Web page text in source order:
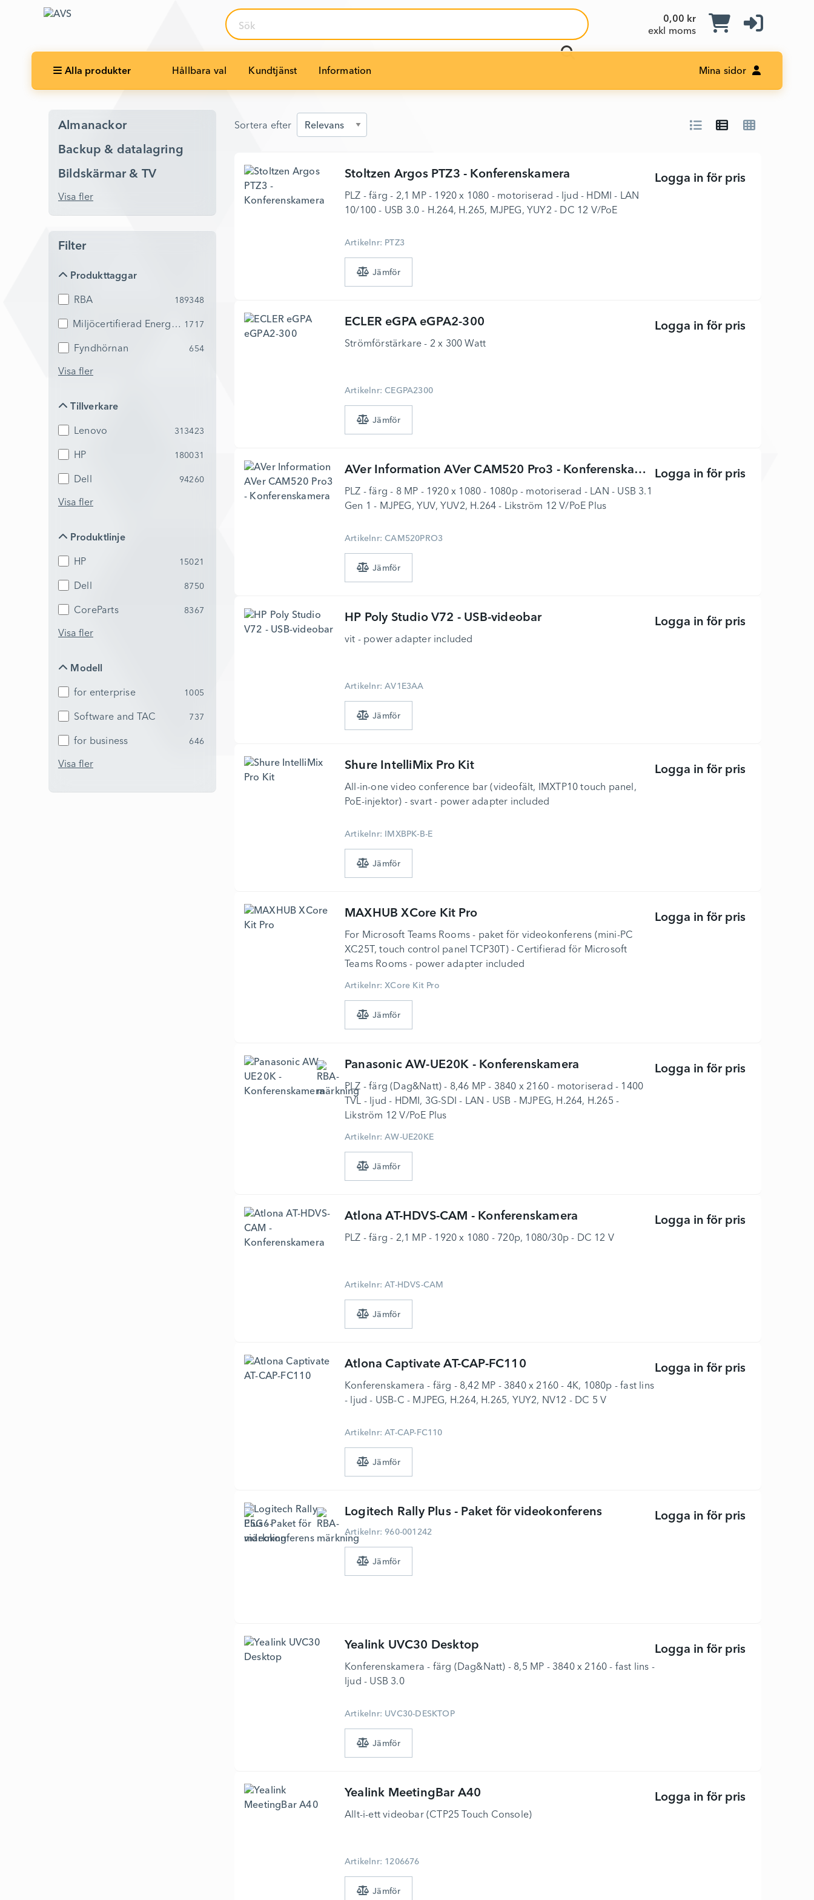
0,00 kr
exkl moms
Sök
Alla produkter Hållbara val Kundtjänst Information Mina sidor
Almanackor
Backup & datalagring
Bildskärmar & TV
Visa fler
Filter
Produkttaggar
Produkttaggar
RBA 189348
Miljöcertifierad Energy Star
1717
Fyndhörnan 654
Visa fler
Tillverkare
Tillverkare
Lenovo 313423
HP 180031
Dell 94260
Visa fler
Produktlinje
Produktlinje
HP 15021
Dell 8750
CoreParts 8367
Visa fler
Modell
Modell
for enterprise 1005
Software and TAC 737
for business 646
Visa fler
Sortera efter
Sortera efter
Stoltzen Argos PTZ3 - Konferenskamera
PLZ - färg - 2,1 MP - 1920 x 1080 - motoriserad - ljud - HDMI - LAN
10/100 - USB 3.0 - H.264, H.265, MJPEG, YUY2 - DC 12 V/PoE
Artikelnr: PTZ3
Logga in för pris
ECLER eGPA eGPA2-300
Strömförstärkare - 2 x 300 Watt
Artikelnr: CEGPA2300
Logga in för pris
AVer Information AVer CAM520 Pro3 - Konferenskamera
PLZ - färg - 8 MP - 1920 x 1080 - 1080p - motoriserad - LAN - USB 3.1
Gen 1 - MJPEG, YUV, YUV2, H.264 - Likström 12 V/PoE Plus
Artikelnr: CAM520PRO3
Logga in för pris
HP Poly Studio V72 - USB-videobar
vit - power adapter included
Artikelnr: AV1E3AA
Logga in för pris
Shure IntelliMix Pro Kit
All-in-one video conference bar (videofält, IMXTP10 touch panel,
PoE-injektor) - svart - power adapter included
Artikelnr: IMXBPK-B-E
Logga in för pris
MAXHUB XCore Kit Pro
For Microsoft Teams Rooms - paket för videokonferens (mini-PC
XC25T, touch control panel TCP30T) - Certifierad för Microsoft
Teams Rooms - power adapter included
Artikelnr: XCore Kit Pro
Logga in för pris
Panasonic AW-UE20K - Konferenskamera
PLZ - färg (Dag&Natt) - 8,46 MP - 3840 x 2160 - motoriserad - 1400
TVL - ljud - HDMI, 3G-SDI - LAN - USB - MJPEG, H.264, H.265 -
Likström 12 V/PoE Plus
Artikelnr: AW-UE20KE
Logga in för pris
Atlona AT-HDVS-CAM - Konferenskamera
PLZ - färg - 2,1 MP - 1920 x 1080 - 720p, 1080/30p - DC 12 V
Artikelnr: AT-HDVS-CAM
Logga in för pris
Atlona Captivate AT-CAP-FC110
Konferenskamera - färg - 8,42 MP - 3840 x 2160 - 4K, 1080p - fast lins
- ljud - USB-C - MJPEG, H.264, H.265, YUY2, NV12 - DC 5 V
Artikelnr: AT-CAP-FC110
Logga in för pris
Logitech Rally Plus - Paket för videokonferens
Artikelnr: 960-001242
Logga in för pris
Yealink UVC30 Desktop
Konferenskamera - färg (Dag&Natt) - 8,5 MP - 3840 x 2160 - fast lins -
ljud - USB 3.0
Artikelnr: UVC30-DESKTOP
Logga in för pris
Yealink MeetingBar A40
Allt-i-ett videobar (CTP25 Touch Console)
Artikelnr: 1206676
Logga in för pris